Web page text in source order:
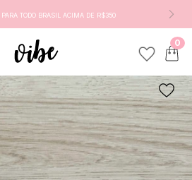
PARA TODO BRASIL ACIMA DE R$350
0